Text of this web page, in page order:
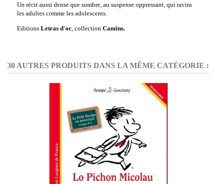
Un récit aussi dense que sombre, au suspense oppressant, qui ravira
les adultes comme les adolescents.
Editions Letras d'oc, collection Camins.
30 AUTRES PRODUITS DANS LA MÊME CATÉGORIE :